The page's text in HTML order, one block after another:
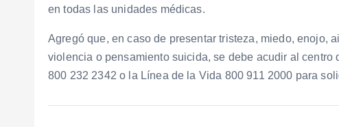
en todas las unidades médicas.
Agregó que, en caso de presentar tristeza, miedo, enojo,
violencia o pensamiento suicida, se debe acudir al
800 232 2342 o la Línea de la Vida 800 911 2000 para